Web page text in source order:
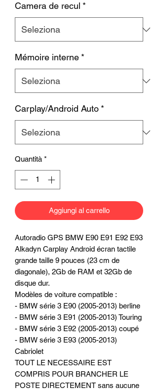
Camera de recul *
Mémoire interne *
Carplay/Android Auto *
Quantità *
Aggiungi al carrello
Autoradio GPS BMW E90 E91 E92 E93
Alkadyn Carplay Android écran tactile
grande taille 9 pouces (23 cm de
diagonale), 2Gb de RAM et 32Gb de
disque dur.
Modèles de voiture compatible :
- BMW série 3 E90 (2005-2013) berline
- BMW série 3 E91 (2005-2013) Touring
- BMW série 3 E92 (2005-2013) coupé
- BMW série 3 E93 (2005-2013)
Cabriolet
TOUT LE NECESSAIRE EST
COMPRIS POUR BRANCHER LE
POSTE DIRECTEMENT sans aucune